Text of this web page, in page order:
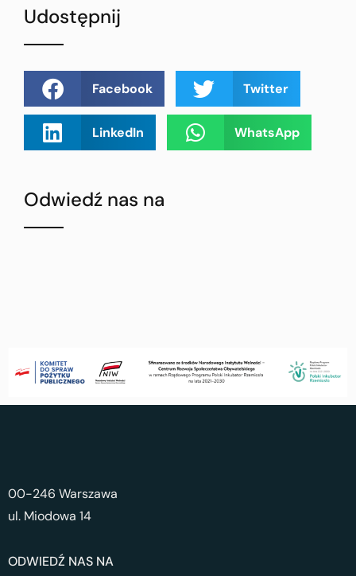
Udostępnij
Facebook Twitter
LinkedIn WhatsApp
Odwiedź nas na
00-246 Warszawa
ul. Miodowa 14
ODWIEDŹ NAS NA